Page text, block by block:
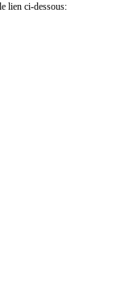
lien ci-dessous: